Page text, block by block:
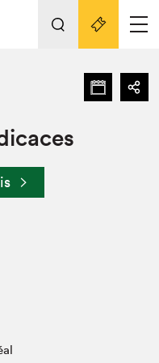
Nos activités